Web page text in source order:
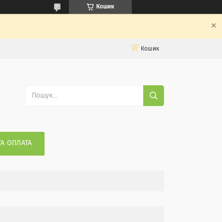
Кошик
Кошик
ОПЛАТА